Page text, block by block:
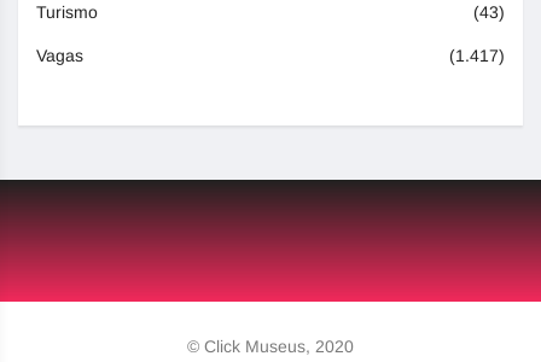
Turismo (43)
Vagas (1.417)
© Click Museus, 2020